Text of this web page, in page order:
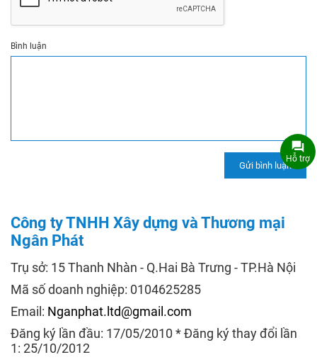
Bình luận
Công ty TNHH Xây dựng và Thương mại
Ngân Phát
Trụ sở: 15 Thanh Nhàn - Q.Hai Bà Trưng - TP.Hà Nội
Mã số doanh nghiệp: 0104625285
Email: Nganphat.ltd@gmail.com
Đăng ký lần đầu: 17/05/2010 * Đăng ký thay đổi lần
1: 25/10/2012
Hỗ trợ